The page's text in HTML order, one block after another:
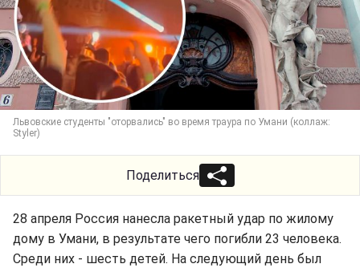
Львовские студенты "оторвались" во время траура по Умани (коллаж:
Styler)
Поделиться
28 апреля Россия нанесла ракетный удар по жилому
дому в Умани, в результате чего погибли 23 человека.
Среди них - шесть детей. На следующий день был